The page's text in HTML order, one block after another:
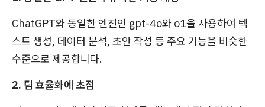
ChatGPT와 동일한 엔진인 gpt-4o와 o1을 사용하여 텍
스트 생성, 데이터 분석, 초안 작성 등 주요 기능을 비슷한
수준으로 제공합니다.
2. 팀 효율화에 초점